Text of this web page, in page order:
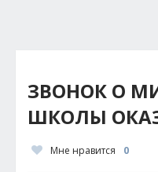
ЗВОНОК О
ШКОЛЫ
Мне нравится 0